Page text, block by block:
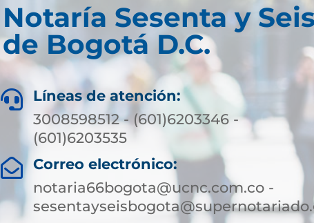
Notaría Sesenta y Seis
de Bogotá D.C.

Líneas de atención:
3008598512 - (601)6203346 -
(601)6203535

Correo electrónico:
notaria66bogota@ucnc.com.co -